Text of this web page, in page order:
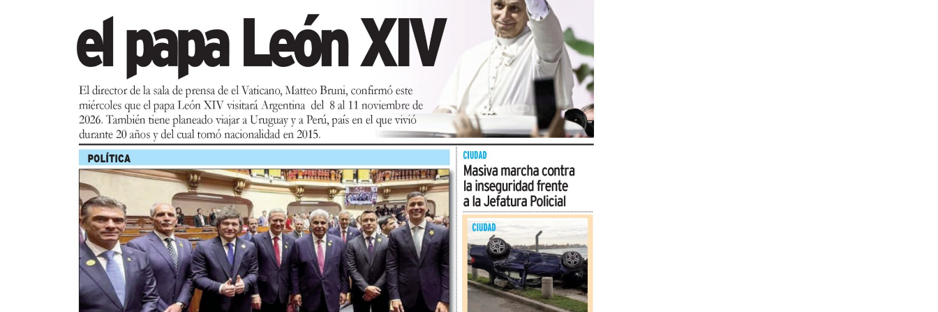
Asimismo, el viernes 28 a las 17:30 se realizará “Arco Iris de Cuentos” con Lecturita Ediciones
a cargo de Margarita Luna. Consistirá en un espacio interactivo de lectura en el que, por
medio de un libro álbum, los niños de entre 3 y 7 años junto a sus familias potencian la
imaginación y fortalecen el hábito lector. Estas tres propuestas tendrán lugar en la Sala
Infantil de la Biblioteca Pública Marechal.
Actividades Día del Realizador y realizadora Audiovisual Marplatense
Este lunes 10 de agosto a las 10 se llevará a cabo la Proyección del cortometraje institucional
“Brisas del Atlántico” (1936), realizado por Cinematografía Valle encargada por la
Asociación de Propaganda y Fomento de Mar del Plata para promocionar la ciudad.
A continuación, habrá una charla debate a cargo del realizador e investigador audiovisual
Miguel Monforte sobre el hallazgo de este cortometraje y sobre el proceso de preservación y
rescate de cintas fílmicas patrimoniales depositadas en la Villa Mitre.
El miércoles 12 de agosto a las 18:30 será el turno del Seminario “Introducción a la post
producción de sonido en el audiovisual”, coordinado por Leo Poletto sobre el rol del sonido